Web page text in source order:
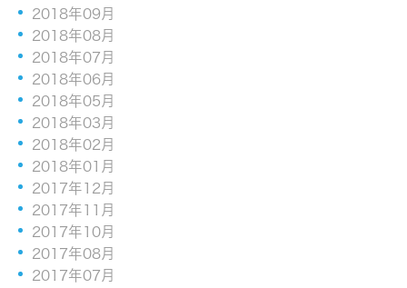
2018年09月
2018年08月
2018年07月
2018年06月
2018年05月
2018年03月
2018年02月
2018年01月
2017年12月
2017年11月
2017年10月
2017年08月
2017年07月